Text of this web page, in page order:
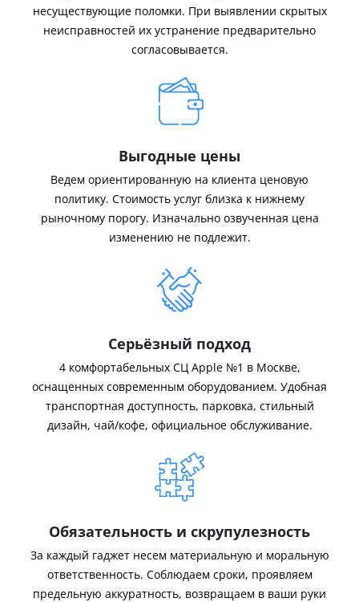
несуществующие поломки. При выявлении скрытых
неисправностей их устранение предварительно
согласовывается.
Выгодные цены
Ведем ориентированную на клиента ценовую
политику. Стоимость услуг близка к нижнему
рыночному порогу. Изначально озвученная цена
изменению не подлежит.
Серьёзный подход
4 комфортабельных СЦ Apple №1 в Москве,
оснащенных современным оборудованием. Удобная
транспортная доступность, парковка, стильный
дизайн, чай/кофе, официальное обслуживание.
Обязательность и скрупулезность
За каждый гаджет несем материальную и моральную
ответственность. Соблюдаем сроки, проявляем
предельную аккуратность, возвращаем в ваши руки